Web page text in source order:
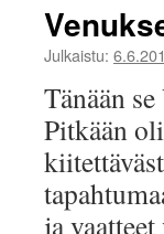
Julkaistu:
Tänään
Pitkään
ja